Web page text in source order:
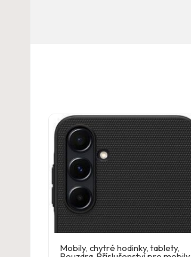
Mobily, chytré hodinky, tablety,